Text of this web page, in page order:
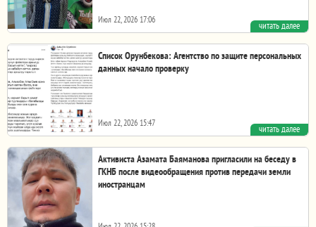
Июл 22, 2026 17:06
Фото 24.kg. «Неограненные алмазы»: 40 детей готовятся к
шоу «Ты супер! Кыргызстан» «Ты супер!...
читать далее
Список Орунбекова: Агентство по защите персональных
данных начало проверку
Июл 22, 2026 15:47
Первая и отредактированная версии публикации
Дайырбека Орунбекова. Коллаж «Азаттыка»....
читать далее
Активиста Азамата Баяманова пригласили на беседу в
ГКНБ после видеообращения против передачи земли
иностранцам